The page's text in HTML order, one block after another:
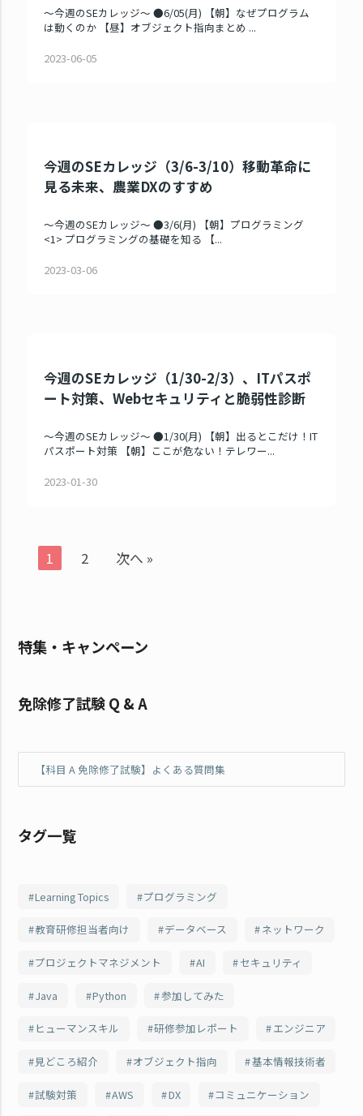
～今週のSEカレッジ～ ●6/05(月) 【朝】なぜプログラム
は動くのか 【昼】オブジェクト指向まとめ ...
2023-06-05
今週のSEカレッジ（3/6-3/10）移動革命に
見る未来、農業DXのすすめ
～今週のSEカレッジ～ ●3/6(月) 【朝】プログラミング
<1> プログラミングの基礎を知る 【...
2023-03-06
今週のSEカレッジ（1/30-2/3）、ITパスポ
ート対策、Webセキュリティと脆弱性診断
～今週のSEカレッジ～ ●1/30(月) 【朝】出るとこだけ！IT
パスポート対策 【朝】ここが危ない！テレワー...
2023-01-30
1 2 次へ »
特集・キャンペーン
免除修了試験 Q & A
【科目 A 免除修了試験】よくある質問集
タグ一覧
Learning Topics プログラミング
教育研修担当者向け データベース ネットワーク
プロジェクトマネジメント AI セキュリティ
Java Python 参加してみた
ヒューマンスキル 研修参加レポート エンジニア
見どころ紹介 オブジェクト指向 基本情報技術者
試験対策 AWS DX コミュニケーション